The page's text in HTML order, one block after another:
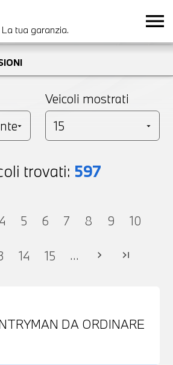
tua garanzia. menu
Veicoli mostrati
trovati: 597
5 6 7 8 9 10
14 15 ... chevron_right last_page
DA ORDINARE